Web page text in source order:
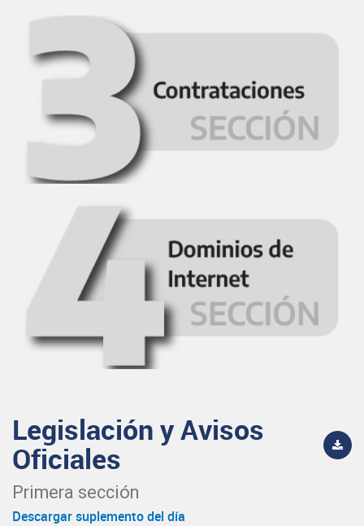
Legislación y Avisos
Oficiales
Primera sección
Descargar suplemento del día